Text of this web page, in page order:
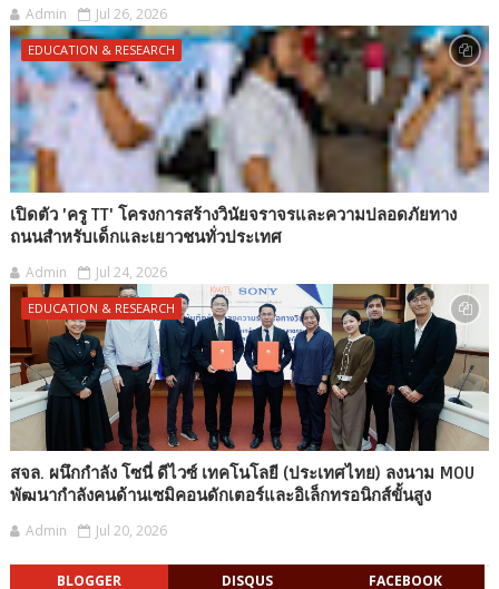
Admin Jul 26, 2026
EDUCATION & RESEARCH
เปิดตัว 'ครู TT' โครงการสร้างวินัยจราจรและความปลอดภัยทาง
ถนนสำหรับเด็กและเยาวชนทั่วประเทศ
Admin Jul 24, 2026
EDUCATION & RESEARCH
สจล. ผนึกกำลัง โซนี่ ดีไวซ์ เทคโนโลยี (ประเทศไทย) ลงนาม MOU
พัฒนากำลังคนด้านเซมิคอนดักเตอร์และอิเล็กทรอนิกส์ขั้นสูง
Admin Jul 20, 2026
BLOGGER DISQUS FACEBOOK